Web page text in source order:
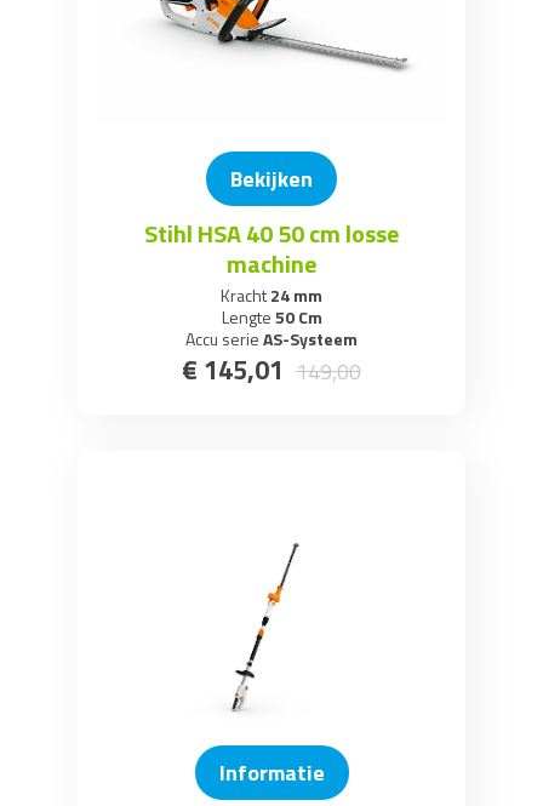
Bekijken
Stihl HSA 40 50 cm losse
machine
Kracht24 mm
Lengte50 Cm
Accu serieAS-Systeem
€ 145,01 149,00
Informatie